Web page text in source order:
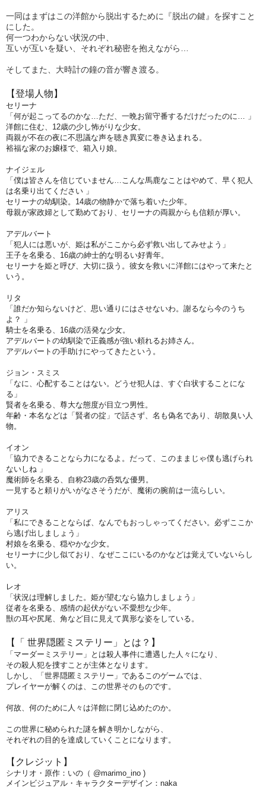
一同はまずはこの洋館から脱出するために『脱出の鍵』を探すこと
にした。
何一つわからない状況の中、
互いが互いを疑い、それぞれ秘密を抱えながら…
そしてまた、大時計の鐘の音が響き渡る。
【登場人物】
セリーナ
「何が起こってるのかな…ただ、一晩お留守番するだけだったのに… 」
洋館に住む、12歳の少し怖がりな少女。
両親が不在の夜に不思議な声を聴き異変に巻き込まれる。
裕福な家のお嬢様で、箱入り娘。
ナイジェル
「僕は皆さんを信じていません…こんな馬鹿なことはやめて、早く犯人
は名乗り出てください 」
セリーナの幼馴染。14歳の物静かで落ち着いた少年。
母親が家政婦として勤めており、セリーナの両親からも信頼が厚い。
アデルバート
「犯人には悪いが、姫は私がここから必ず救い出してみせよう」
王子を名乗る、16歳の紳士的な明るい好青年。
セリーナを姫と呼び、大切に扱う。彼女を救いに洋館にはやって来たと
いう。
リタ
「誰だか知らないけど、思い通りにはさせないわ。謝るなら今のうち
よ？ 」
騎士を名乗る、16歳の活発な少女。
アデルバートの幼馴染で正義感が強い頼れるお姉さん。
アデルバートの手助けにやってきたという。
ジョン・スミス
「なに、心配することはない。どうせ犯人は、すぐ白状することにな
る」
賢者を名乗る、尊大な態度が目立つ男性。
年齢・本名などは「賢者の掟」で話さず、名も偽名であり、胡散臭い人
物。
イオン
「協力できることなら力になるよ。だって、このままじゃ僕も逃げられ
ないしね 」
魔術師を名乗る、自称23歳の呑気な優男。
一見すると頼りがいがなさそうだが、魔術の腕前は一流らしい。
アリス
「私にできることならば、なんでもおっしゃってください。必ずここか
ら逃げ出しましょう」
村娘を名乗る、穏やかな少女。
セリーナに少し似ており、なぜここにいるのかなどは覚えていないらし
い。
レオ
「状況は理解しました。姫が望むなら協力しましょう」
従者を名乗る、感情の起伏がない不愛想な少年。
獣の耳や尻尾、角など目に見えて異形な姿をしている。
【「 世界隠匿ミステリー」とは？】
「マーダーミステリー」とは殺人事件に遭遇した人々になり、
その殺人犯を捜すことが主体となります。
しかし、「世界隠匿ミステリー」であるこのゲームでは、
プレイヤーが解くのは、この世界そのものです。
何故、何のために人々は洋館に閉じ込めたのか。
この世界に秘められた謎を解き明かしながら、
それぞれの目的を達成していくことになります。
【クレジット】
シナリオ・原作：いの（ @marimo_ino )
メインビジュアル・キャラクターデザイン：naka